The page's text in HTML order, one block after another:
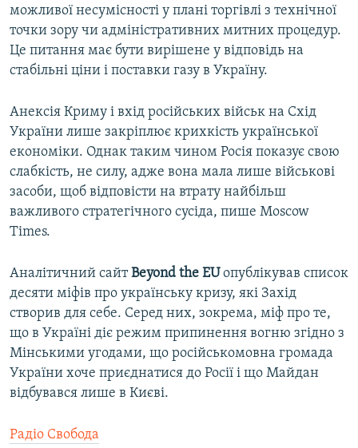
можливої несумісності у плані торгівлі з технічної
точки зору чи адміністративних митних процедур.
Це питання має бути вирішене у відповідь на
стабільні ціни і поставки газу в Україну.
Анексія Криму і вхід російських військ на Схід
України лише закріплює крихкість української
економіки. Однак таким чином Росія показує свою
слабкість, не силу, адже вона мала лише військові
засоби, щоб відповісти на втрату найбільш
важливого стратегічного сусіда, пише Moscow
Times.
Аналітичний сайтBeyond the EU опублікував список
десяти міфів про українську кризу, які Захід
створив для себе. Серед них, зокрема, міф про те,
що в Україні діє режим припинення вогню згідно з
Мінськими угодами, що російськомовна громада
України хоче приєднатися до Росії і що Майдан
відбувався лише в Києві.
Радіо Свобода